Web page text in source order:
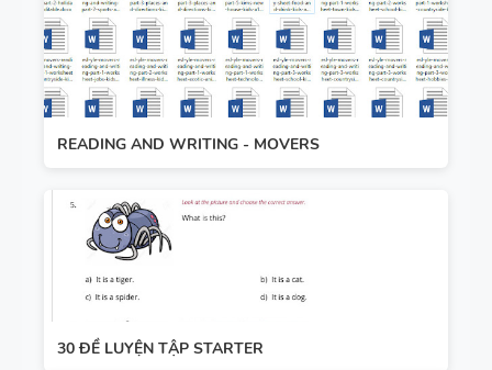
READING AND WRITING - MOVERS
30 ĐỀ LUYỆN TẬP STARTER